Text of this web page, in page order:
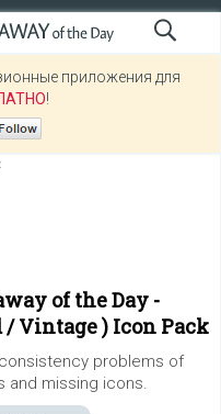
приложения для
!
of the Day -
/ Vintage ) Icon Pack
problems of
and missing icons.